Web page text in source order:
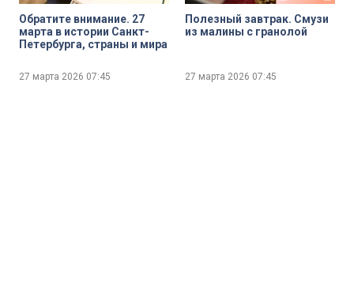
Обратите внимание. 27
марта в истории Санкт-
Петербурга, страны и мира
27 марта 2026 07:45
Полезный завтрак. Смузи
из малины с гранолой
27 марта 2026 07:45